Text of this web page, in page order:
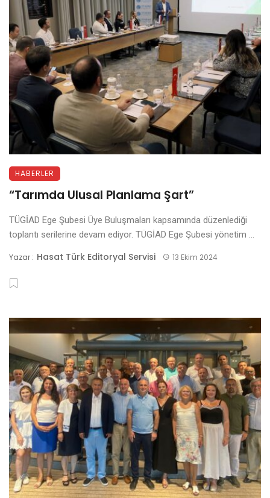
HABERLER
“Tarımda Ulusal Planlama Şart”
TÜGİAD Ege Şubesi Üye Buluşmaları kapsamında düzenlediği
toplantı serilerine devam ediyor. TÜGİAD Ege Şubesi yönetim ...
Yazar : Hasat Türk Editoryal Servisi 13 Ekim 2024